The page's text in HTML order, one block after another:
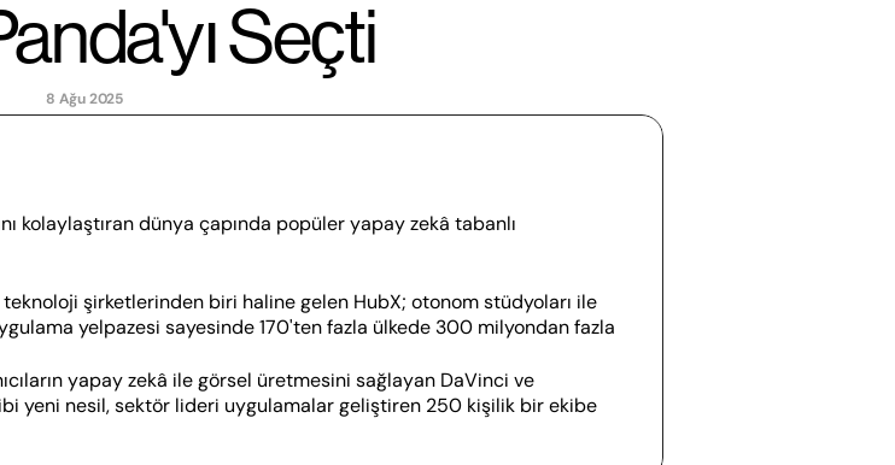
Seçti
8 Ağu 2025
kolaylaştıran dünya çapında popüler yapay zekâ tabanlı
teknoloji şirketlerinden biri haline gelen HubX; otonom stüdyoları ile
yelpazesi sayesinde 170'ten fazla ülkede 300 milyondan fazla
yapay zekâ ile görsel üretmesini sağlayan DaVinci ve
yeni nesil, sektör lideri uygulamalar geliştiren 250 kişilik bir ekibe